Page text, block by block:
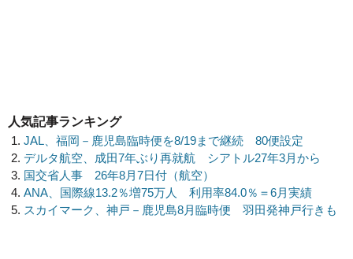
人気記事ランキング
JAL、福岡－鹿児島臨時便を8/19まで継続 80便設定
デルタ航空、成田7年ぶり再就航 シアトル27年3月から
国交省人事 26年8月7日付（航空）
ANA、国際線13.2％増75万人 利用率84.0％＝6月実績
スカイマーク、神戸－鹿児島8月臨時便 羽田発神戸行きも